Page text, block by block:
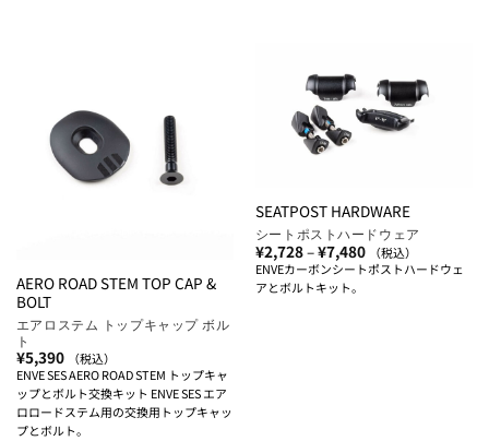
AERO ROAD STEM TOP CAP &
BOLT
エアロステム トップキャップ ボル
ト
¥5,390
（税込）
ENVE SES AERO ROAD STEM トップキャ
ップとボルト交換キット ENVE SES エア
ロロードステム用の交換用トップキャッ
プとボルト。
SEATPOST HARDWARE
シートポストハードウェア
¥2,728–¥7,480価
格
帯:
（税込）
ENVEカーボンシートポストハードウェ
アとボルトキット。